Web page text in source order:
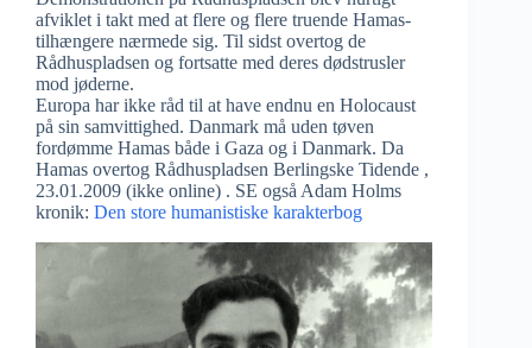
afviklet i takt med at flere og flere truende Hamas-
tilhængere nærmede sig. Til sidst overtog de
Rådhuspladsen og fortsatte med deres dødstrusler
mod jøderne.
Europa har ikke råd til at have endnu en Holocaust
på sin samvittighed. Danmark må uden tøven
fordømme Hamas både i Gaza og i Danmark. Da
Hamas overtog Rådhuspladsen Berlingske Tidende ,
23.01.2009 (ikke online) . SE også Adam Holms
kronik: Den store humanistiske karakterbog